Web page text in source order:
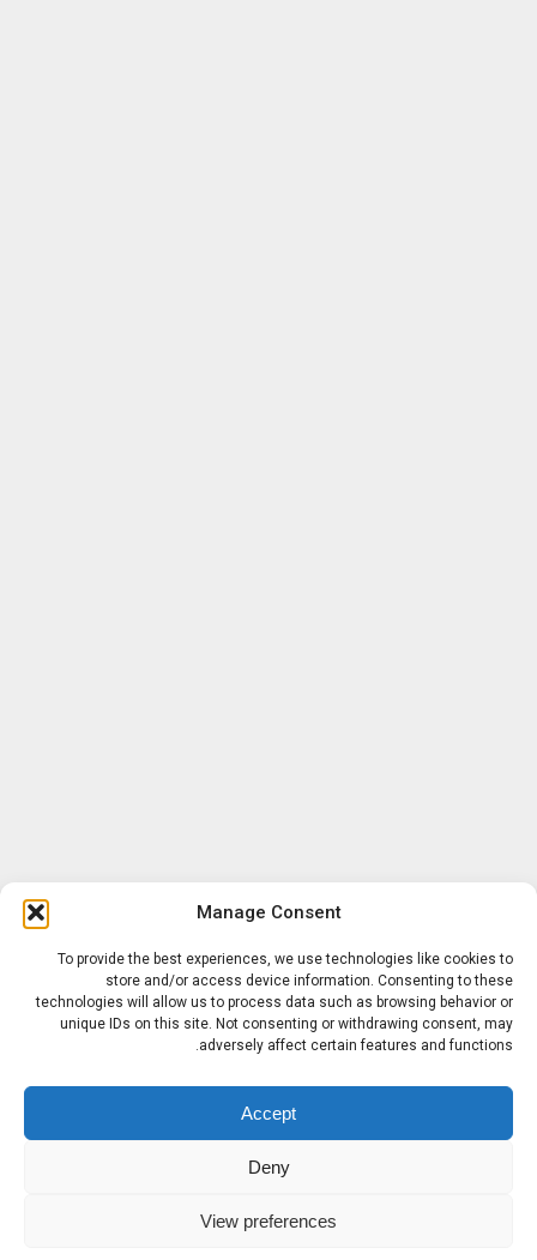
Manage Consent
To provide the best experiences, we use technologies like cookies to
store and/or access device information. Consenting to these
technologies will allow us to process data such as browsing behavior or
unique IDs on this site. Not consenting or withdrawing consent, may
adversely affect certain features and functions.
Accept
Deny
View preferences